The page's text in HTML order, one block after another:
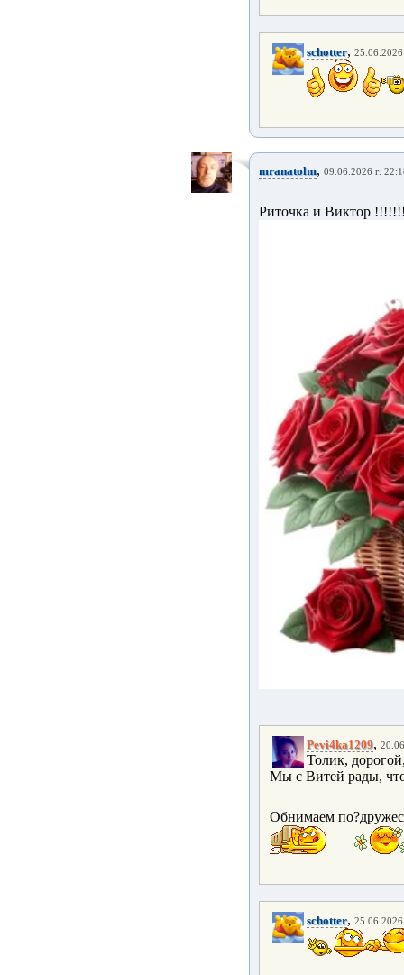
schotter,
mranatolm, 09.06.2026 г.
Риточка и Виктор
Pevi4ka1209,
Толик,
Мы с Витей рады,
Обнимаем
schotter,